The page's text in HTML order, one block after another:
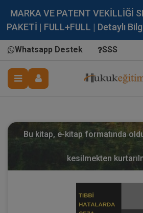
MARKA VE PATENT VEKİLLİĞİ
PAKETİ | FULL+FULL | Detaylı
Whatsapp Destek SSS
Bu kitap, e-kitap formatında
kesilmekten